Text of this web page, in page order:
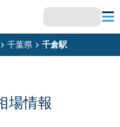
千葉県 千倉駅
場情報